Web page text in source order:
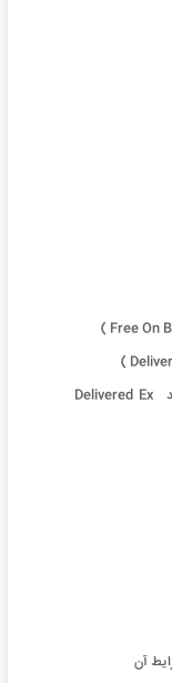
تحويل كالا روي عرشه كشتي دربندرمقصد Delivered Ex
آن